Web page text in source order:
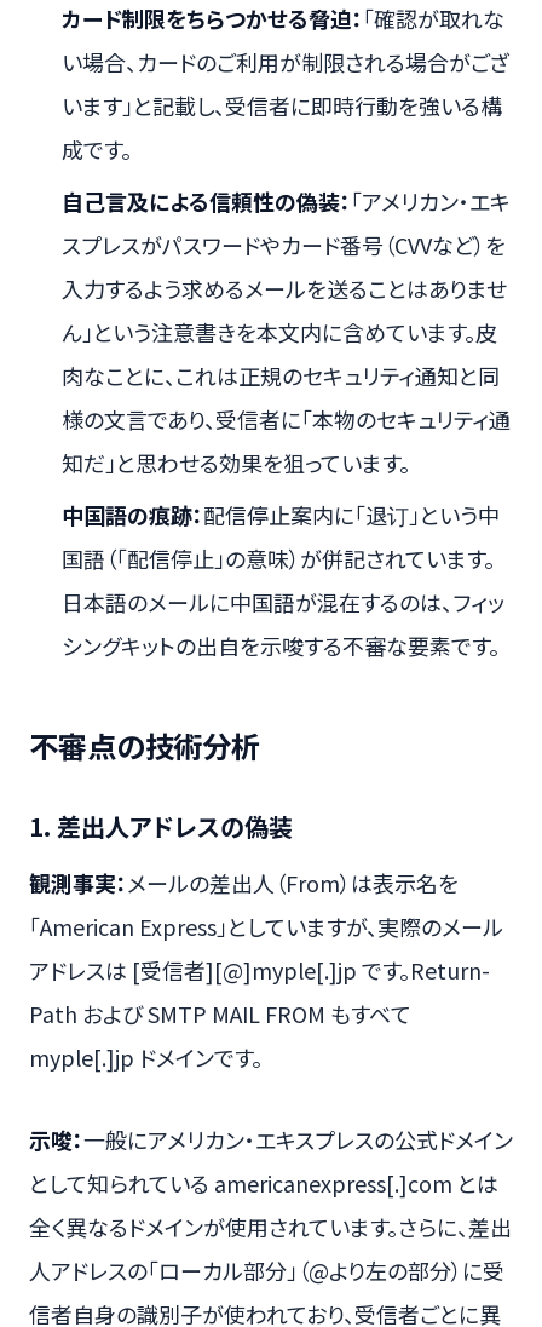
カード制限をちらつかせる脅迫：「確認が取れな
い場合、カードのご利用が制限される場合がござ
います」と記載し、受信者に即時行動を強いる構
成です。
自己言及による信頼性の偽装：「アメリカン・エキ
スプレスがパスワードやカード番号（CVVなど）を
入力するよう求めるメールを送ることはありませ
ん」という注意書きを本文内に含めています。皮
肉なことに、これは正規のセキュリティ通知と同
様の文言であり、受信者に「本物のセキュリティ通
知だ」と思わせる効果を狙っています。
中国語の痕跡：配信停止案内に「退订」という中
国語（「配信停止」の意味）が併記されています。
日本語のメールに中国語が混在するのは、フィッ
シングキットの出自を示唆する不審な要素です。
不審点の技術分析
1. 差出人アドレスの偽装
観測事実：メールの差出人（From）は表示名を
「American Express」としていますが、実際のメール
アドレスは [受信者][@]myple[.]jp です。Return-
Path および SMTP MAIL FROM もすべて
myple[.]jp ドメインです。
示唆：一般にアメリカン・エキスプレスの公式ドメイン
として知られている americanexpress[.]com とは
全く異なるドメインが使用されています。さらに、差出
人アドレスの「ローカル部分」（@より左の部分）に受
信者自身の識別子が使われており、受信者ごとに異